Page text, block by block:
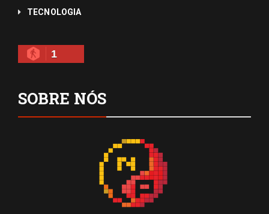
TECNOLOGIA
1
SOBRE NÓS